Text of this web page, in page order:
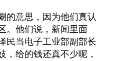
的意思，因为他们真认
。他们说，新闻里面
民当电子工业部副部长
，给的钱还真不少呢，